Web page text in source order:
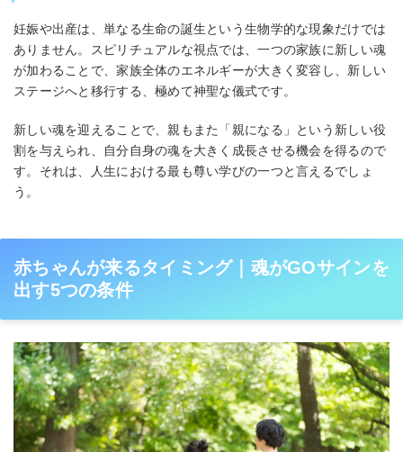
妊娠や出産は、単なる生命の誕生という生物学的な現象だけでは
ありません。スピリチュアルな視点では、一つの家族に新しい魂
が加わることで、家族全体のエネルギーが大きく変容し、新しい
ステージへと移行する、極めて神聖な儀式です。
新しい魂を迎えることで、親もまた「親になる」という新しい役
割を与えられ、自分自身の魂を大きく成長させる機会を得るので
す。それは、人生における最も尊い学びの一つと言えるでしょ
う。
赤ちゃんが来るタイミング｜魂がGOサインを
出す5つの条件